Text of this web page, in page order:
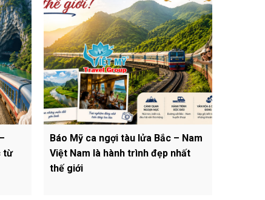
từ
Báo Mỹ ca ngợi tàu lửa Bắc – Nam
Việt Nam là hành trình đẹp nhất
thế giới